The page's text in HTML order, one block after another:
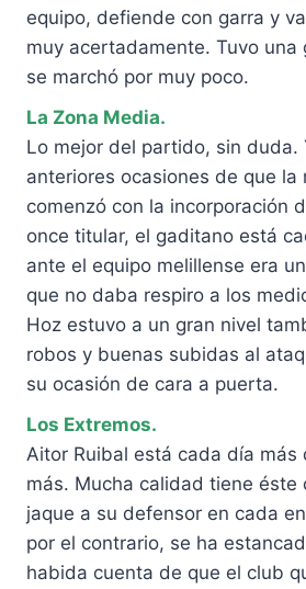
equipo, defiende con garra y
muy acertadamente. Tuvo una
se marchó por muy poco.
La Zona Media.
Lo mejor del partido, sin duda.
anteriores ocasiones de que la
comenzó con la incorporación
once titular, el gaditano está
ante el equipo melillense era
que no daba respiro a los
Hoz estuvo a un gran nivel
robos y buenas subidas al
su ocasión de cara a puerta.
Los Extremos.
Aitor Ruibal está cada día más
más. Mucha calidad tiene éste
jaque a su defensor en cada
por el contrario, se ha
habida cuenta de que el club